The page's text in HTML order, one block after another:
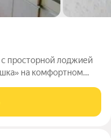
просторной лоджией
на комфортном
изолированная